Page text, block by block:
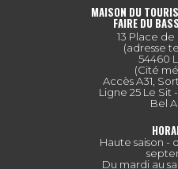
MAISON DU
FAIRE DU
13 Place
(adresse
54460
(Cité
Accès A31,
Ligne 25 Le Sit
Bel
Haute saison -
Du mardi au